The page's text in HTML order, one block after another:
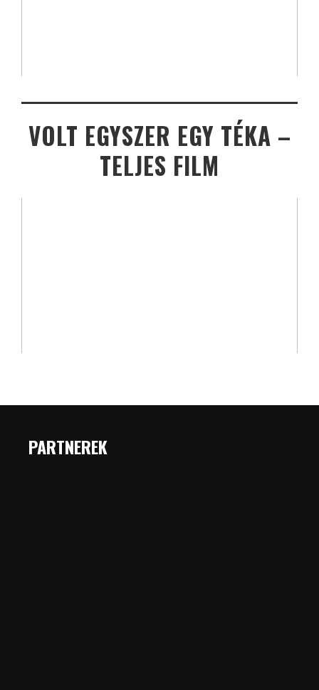
VOLT EGYSZER EGY TÉKA –
TELJES FILM
PARTNEREK